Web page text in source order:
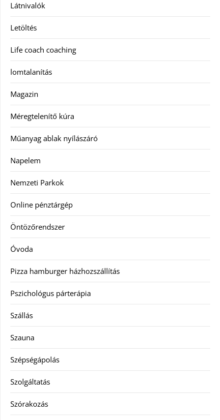
Látnivalók
Letöltés
Life coach coaching
lomtalanítás
Magazin
Méregtelenítő kúra
Műanyag ablak nyílászáró
Napelem
Nemzeti Parkok
Online pénztárgép
Öntözőrendszer
Óvoda
Pizza hamburger házhozszállítás
Pszichológus párterápia
Szállás
Szauna
Szépségápolás
Szolgáltatás
Szórakozás